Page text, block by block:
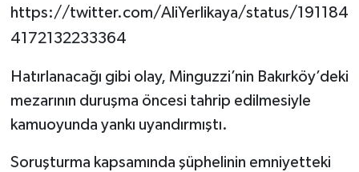
https://twitter.com/AliYerlikaya/status/191184
4172132233364
Hatırlanacağı gibi olay, Minguzzi’nin Bakırköy’deki
mezarının duruşma öncesi tahrip edilmesiyle
kamuoyunda yankı uyandırmıştı.
Soruşturma kapsamında şüphelinin emniyetteki